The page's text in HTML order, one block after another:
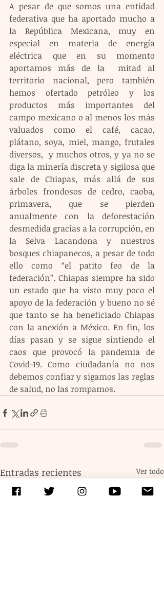
A pesar de que somos una entidad
federativa que ha aportado mucho a
la República Mexicana, muy en
especial en materia de energía
eléctrica que en su momento
aportamos más de la  mitad al
territorio nacional, pero también
hemos ofertado petróleo y los
productos más importantes del
campo mexicano o al menos los más
valuados como el café, cacao,
plátano, soya, miel, mango, frutales
diversos,  y muchos otros, y ya no se
diga la minería discreta y sigilosa que
sale de Chiapas, más allá de sus
árboles frondosos de cedro, caoba,
primavera, que se pierden
anualmente con la deforestación
desmedida gracias a la corrupción, en
la Selva Lacandona y nuestros
bosques chiapanecos, a pesar de todo
ello como “el patito feo de la
federación”. Chiapas siempre ha sido
un estado que ha visto muy poco el
apoyo de la federación y bueno no sé
que tanto se ha beneficiado Chiapas
con la anexión a México. En fin, los
días pasan y se sigue sintiendo el
caos que provocó la pandemia de
Covid-19. Como ciudadanía no nos
debemos confiar y sigamos las reglas
de salud, no las rompamos.
Entradas recientes Ver todo